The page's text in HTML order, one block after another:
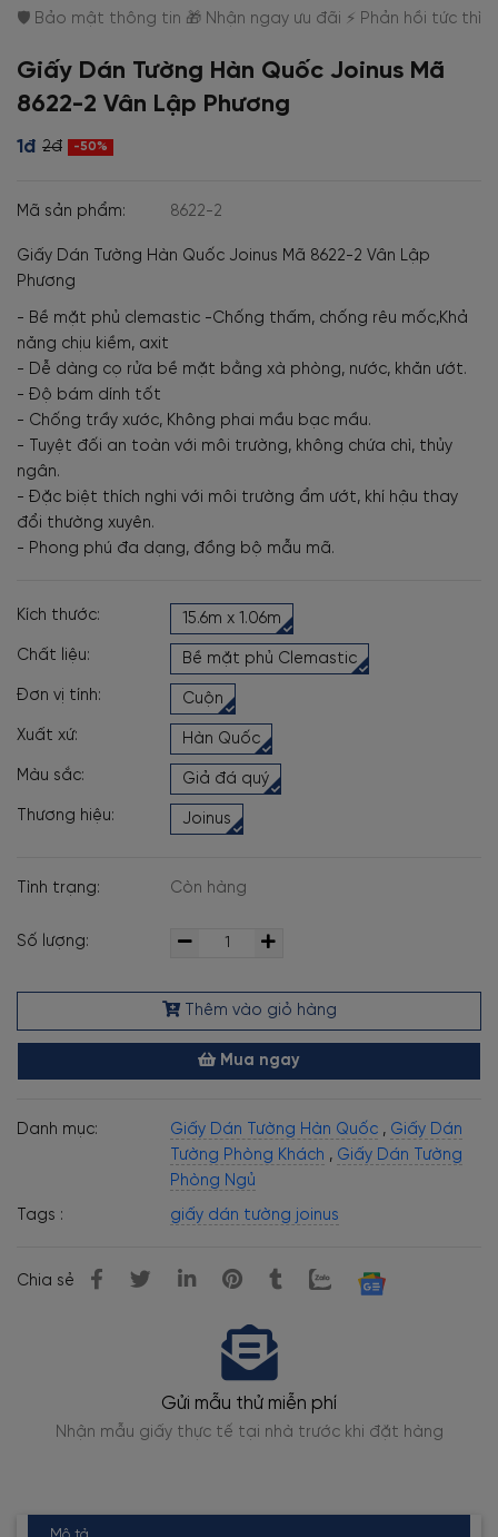
Giấy Dán Tường Hàn Quốc Joinus Mã
8622-2 Vân Lập Phương
1đ 2đ -50%
Mã sản phẩm: 8622-2
Giấy Dán Tường Hàn Quốc Joinus Mã 8622-2 Vân Lập
Phương
- Bề mặt phủ clemastic -Chống thấm, chống rêu mốc,Khả
năng chịu kiềm, axit
- Dễ dàng cọ rửa bề mặt bằng xà phòng, nước, khăn ướt.
- Độ bám dính tốt
- Chống trầy xước, Không phai mầu bạc mầu.
- Tuyệt đối an toàn với môi trường, không chứa chì, thủy
ngân.
- Đặc biệt thích nghi với môi trường ẩm ướt, khí hậu thay
đổi thường xuyên.
- Phong phú đa dạng, đồng bộ mẫu mã.
Kích thước: 15.6m x 1.06m
Chất liệu: Bề mặt phủ Clemastic
Đơn vị tính: Cuộn
Xuất xứ: Hàn Quốc
Màu sắc: Giả đá quý
Thương hiệu: Joinus
Tình trạng: Còn hàng
Số lượng:
Thêm vào giỏ hàng
Mua ngay
Danh mục: Giấy Dán Tường Hàn Quốc , Giấy Dán
Tường Phòng Khách , Giấy Dán Tường
Phòng Ngủ
Tags :
giấy dán tường joinus
Chia sẻ
Gửi mẫu thử miễn phí
Nhận mẫu giấy thực tế tại nhà trước khi đặt hàng